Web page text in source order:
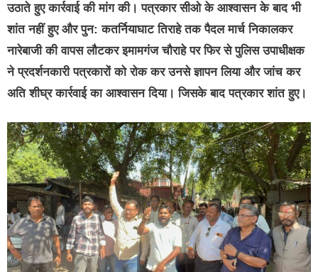
उठाते हुए कार्रवाई की मांग की। पत्रकार सीओ के आश्वासन के बाद भी
शांत नहीं हुए और पुन: कतर्नियाघाट तिराहे तक पैदल मार्च निकालकर
नारेबाजी की वापस लौटकर इमामगंज चौराहे पर फिर से पुलिस उपाधीक्षक
ने प्रदर्शनकारी पत्रकारों को रोक कर उनसे ज्ञापन लिया और जांच कर
अति शीघ्र कार्रवाई का आश्वासन दिया। जिसके बाद पत्रकार शांत हुए।